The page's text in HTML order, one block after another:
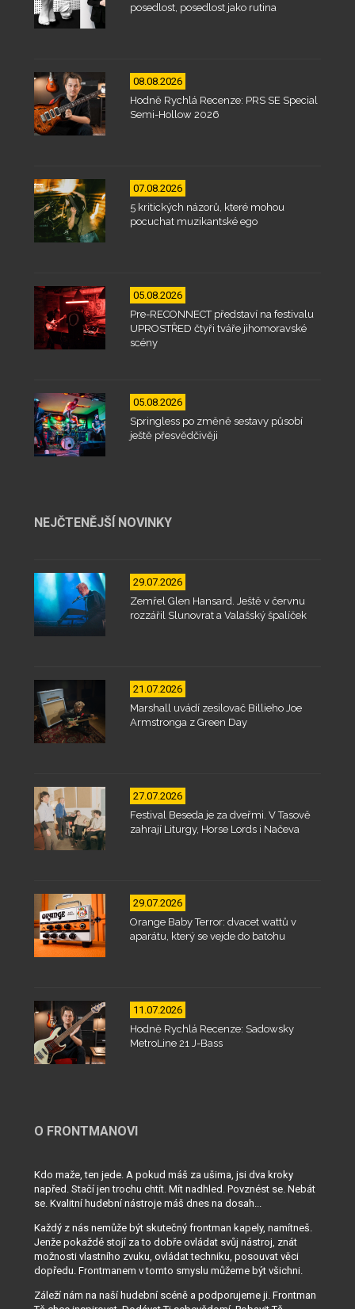
posedlost, posedlost jako rutina
08.08.2026
Hodně Rychlá Recenze: PRS SE Special
Semi-Hollow 2026
07.08.2026
5 kritických názorů, které mohou
pocuchat muzikantské ego
05.08.2026
Pre-RECONNECT představí na festivalu
UPROSTŘED čtyři tváře jihomoravské
scény
05.08.2026
Springless po změně sestavy působí
ještě přesvědčivěji
NEJČTENĚJŠÍ NOVINKY
29.07.2026
Zemřel Glen Hansard. Ještě v červnu
rozzářil Slunovrat a Valašský špalíček
21.07.2026
Marshall uvádí zesilovač Billieho Joe
Armstronga z Green Day
27.07.2026
Festival Beseda je za dveřmi. V Tasově
zahrají Liturgy, Horse Lords i Načeva
29.07.2026
Orange Baby Terror: dvacet wattů v
aparátu, který se vejde do batohu
11.07.2026
Hodně Rychlá Recenze: Sadowsky
MetroLine 21 J-Bass
O FRONTMANOVI
Kdo maže, ten jede. A pokud máš za ušima, jsi dva kroky
napřed. Stačí jen trochu chtít. Mít nadhled. Povznést se. Nebát
se. Kvalitní hudební nástroje máš dnes na dosah...
Každý z nás nemůže být skutečný frontman kapely, namítneš.
Jenže pokaždé stojí za to dobře ovládat svůj nástroj, znát
možnosti vlastního zvuku, ovládat techniku, posouvat věci
dopředu. Frontmanem v tomto smyslu můžeme být všichni.
Záleží nám na naší hudební scéně a podporujeme ji. Frontman